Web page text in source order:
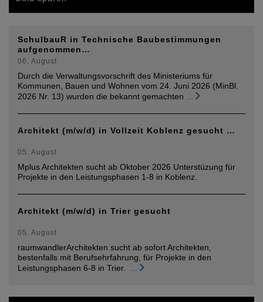
SchulbauR in Technische Baubestimmungen
aufgenommen…
06. August
Durch die Verwaltungsvorschrift des Ministeriums für
Kommunen, Bauen und Wohnen vom 24. Juni 2026 (MinBl.
2026 Nr. 13) wurden die bekannt gemachten
Architekt (m/w/d) in Vollzeit Koblenz gesucht …
05. August
Mplus Architekten sucht ab Oktober 2026 Unterstüzung für
Projekte in den Leistungsphasen 1-8 in Koblenz.
Architekt (m/w/d) in Trier gesucht
05. August
raumwandlerArchitekten sucht ab sofort Architekten,
bestenfalls mit Berufsehrfahrung, für Projekte in den
Leistungsphasen 6-8 in Trier.